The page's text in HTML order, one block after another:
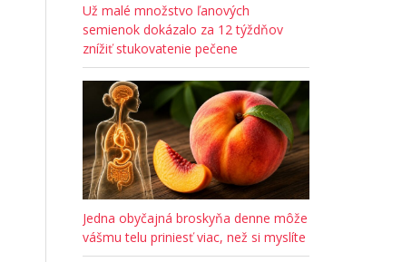
Už malé množstvo ľanových
semienok dokázalo za 12 týždňov
znížiť stukovatenie pečene
Jedna obyčajná broskyňa denne môže
vášmu telu priniesť viac, než si myslíte